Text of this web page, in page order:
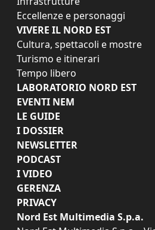
Eccellenze e personaggi
VIVERE IL NORD EST
Cultura, spettacoli e mostre
Turismo e itinerari
Tempo libero
LABORATORIO NORD EST
EVENTI NEM
LE GUIDE
I DOSSIER
NEWSLETTER
PODCAST
I VIDEO
GERENZA
PRIVACY
Nord Est Multimedia S.p.a.